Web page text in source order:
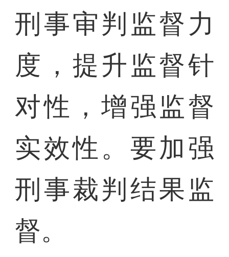
刑事审判监督力
度，提升监督针
对性，增强监督
实效性。要加强
刑事裁判结果监
督。